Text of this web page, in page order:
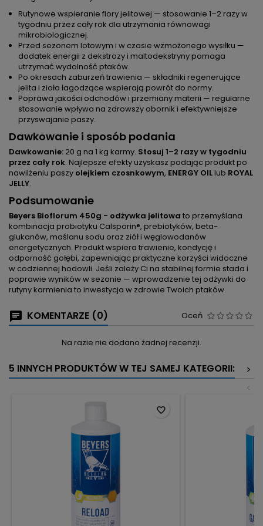
Rutynowe wspieranie flory jelitowej — stosowanie 1–2 razy w
tygodniu przez cały rok dla utrzymania równowagi
mikrobiologicznej.
Przed sezonem lotowym i w czasie wzmożonego wysiłku —
dodatek energii z dekstrozy i maltodekstryny pomaga
utrzymać wydolność ptaków.
Po okresach zaburzeń trawienia — składniki regenerujące
jelita i zioła łagodzące wspierają powrót do normy.
Poprawa jakości odchodów i przemiany materii — regularne
stosowanie wpływa na zdrowszy obornik i efektywniejsze
przyswajanie paszy.
Dawkowanie i sposób podania
Dawkowanie: 20 g na 1 kg karmy. Stosuj 1–2 razy w tygodniu
przez cały rok. Najlepsze efekty uzyskasz podając produkt po
nawilżeniu paszy olejkiem czosnkowym, ENERGY OILlub ROYAL
JELLY.
Podsumowanie
Beyers Bioflorum 450g - odżywka jelitowa to przemyślana
kombinacja probiotyku Calsporin®, prebiotyków, beta-
glukanów, maślanu sodu oraz ziół i węglowodanów
energetycznych. Produkt wspiera trawienie, kondycję i
odporność gołębi, zapewniając praktyczne korzyści widoczne
w codziennej hodowli. Jeśli zależy Ci na stabilnej formie stada i
poprawie wyników w sezonie — wprowadzenie tej odżywki do
rutyny karmienia to inwestycja w zdrowie Twoich ptaków.
KOMENTARZE (0) Oceń
Na razie nie dodano żadnej recenzji.
5 INNYCH PRODUKTÓW W TEJ SAMEJ KATEGORII:
>
<
favorite_border